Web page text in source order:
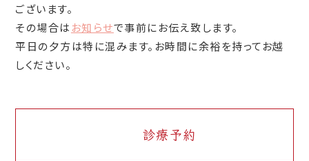
ございます。
その場合は お知らせで事前にお伝え致します。
平日の夕方は特に混みます。お時間に余裕を持ってお越
しください。
診療予約